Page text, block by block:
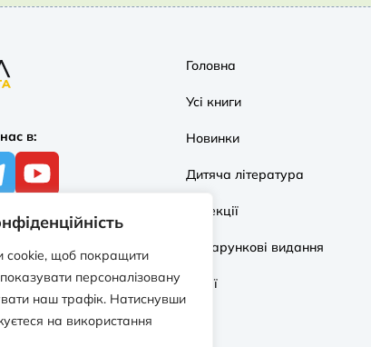
cookie, щоб покращити
персоналізовану
наш трафік. Натиснувши
на використання
в:
10:00 до 18:00
Головна
Усі книги
Новинки
Дитяча література
Колекції
Подарункові видання
Акції